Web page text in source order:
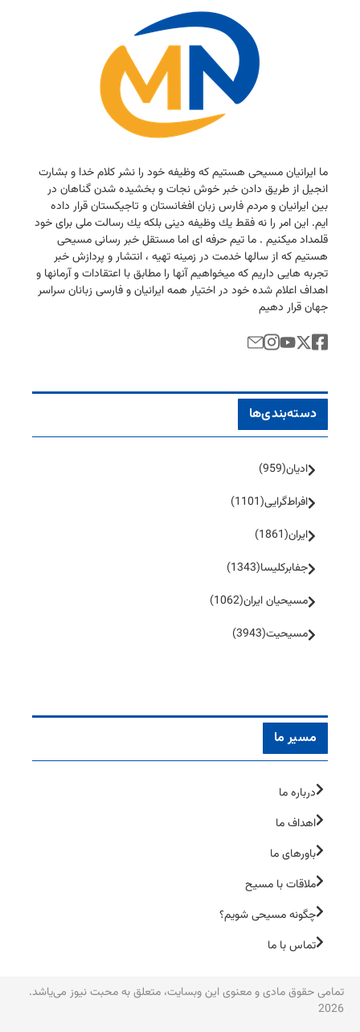
ما ایرانیان مسیحی هستیم كه وظیفه خود را نشر كلام خدا و بشارت
انجیل از طریق دادن خبر خوش نجات و بخشیده شدن گناهان در
بین ایرانیان و مردم فارس زبان افغانستان و تاجیكستان قرار داده
ایم. این امر را نه فقط یك وظیفه دینی بلكه یك رسالت ملی برای خود
قلمداد میكنیم . ما تیم حرفه ای اما مستقل خبر رسانی مسیحی
هستیم كه از سالها خدمت در زمینه تهیه ، انتشار و پردازش خبر
تجربه هایی داریم كه میخواهیم آنها را مطابق با اعتقادات و آرمانها و
اهداف اعلام شده خود در اختیار همه ایرانیان و فارسی زبانان سراسر
جهان قرار دهیم
دسته‌بندی‌ها
ادیان(959)
افراط‌گرایی(1101)
ایران(1861)
جفا‌بر‌کلیسا(1343)
مسیحیان ایران(1062)
مسیحیت(3943)
مسیر ما
درباره ما
اهداف ما
باورهای ما
ملاقات با مسیح
چگونه مسیحی شویم؟
تماس با ما
تمامی حقوق مادی و معنوی این وبسایت، متعلق به محبت نیوز می‌یاشد.
2026